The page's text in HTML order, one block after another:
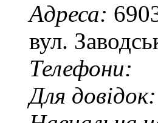
Адреса:
вул.
Телефони:
Для довідок: